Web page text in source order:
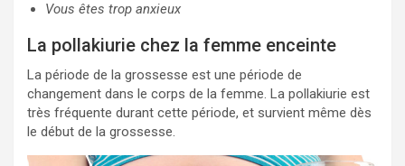
Vous êtes trop anxieux
La pollakiurie chez la femme enceinte
La période de la grossesse est une période de
changement dans le corps de la femme. La pollakiurie est
très fréquente durant cette période, et survient même dès
le début de la grossesse.